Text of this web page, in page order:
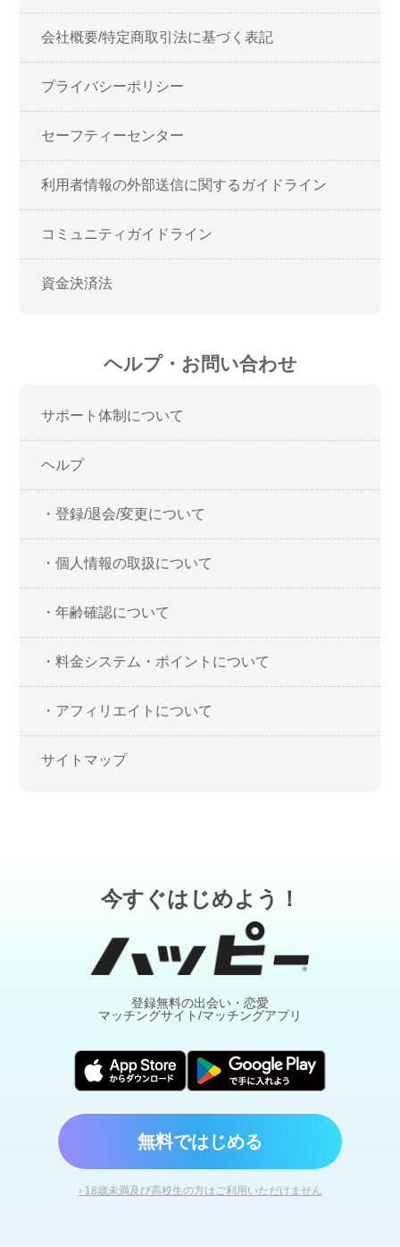
会社概要/特定商取引法に基づく表記
プライバシーポリシー
セーフティーセンター
利用者情報の外部送信に関するガイドライン
コミュニティガイドライン
資金決済法
ヘルプ・お問い合わせ
サポート体制について
ヘルプ
・登録/退会/変更について
・個人情報の取扱について
・年齢確認について
・料金システム・ポイントについて
・アフィリエイトについて
サイトマップ
今すぐはじめよう！
登録無料の出会い・恋愛
マッチングサイト/マッチングアプリ
無料ではじめる
› 18歳未満及び高校生の方はご利用いただけません